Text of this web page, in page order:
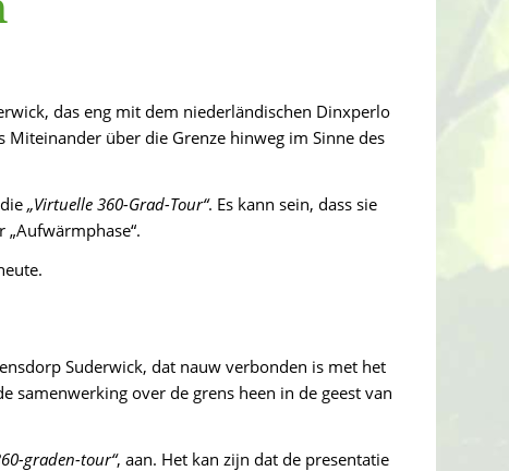
das eng mit dem niederländischen Dinxperlo
über die Grenze hinweg im Sinne des
„Virtuelle 360-Grad-Tour“. Es kann sein, dass sie
Suderwick, dat nauw verbonden is met het
samenwerking over de grens heen in de geest van
graden-tour“, aan. Het kan zijn dat de presentatie